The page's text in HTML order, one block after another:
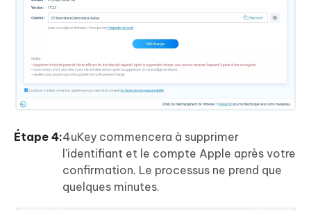
Étape 4:4uKey commencera à supprimer
l'identifiant et le compte Apple après votre
confirmation. Le processus ne prend que
quelques minutes.